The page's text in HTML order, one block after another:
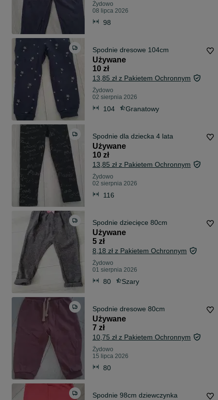
Żydowo
08 lipca 2026
98
Spodnie dresowe 104cm
Używane
10 zł
13,85 zł z Pakietem Ochronnym
Żydowo
02 sierpnia 2026
104 Granatowy
Spodnie dla dziecka 4 lata
Używane
10 zł
13,85 zł z Pakietem Ochronnym
Żydowo
02 sierpnia 2026
116
Spodnie dziecięce 80cm
Używane
5 zł
8,18 zł z Pakietem Ochronnym
Żydowo
01 sierpnia 2026
80 Szary
Spodnie dresowe 80cm
Używane
7 zł
10,75 zł z Pakietem Ochronnym
Żydowo
15 lipca 2026
80
Spodnie 98cm dziewczynka